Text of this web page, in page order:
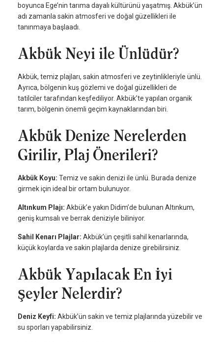
boyunca Ege’nin tarıma dayalı kültürünü yaşatmış. Akbük’ün
adı zamanla sakin atmosferi ve doğal güzellikleri ile
tanınmaya başlaadı.
Akbük Neyi ile Ünlüdür?
Akbük, temiz plajları, sakin atmosferi ve zeytinlikleriyle ünlü.
Ayrıca, bölgenin kuş gözlemi ve doğal güzellikleri de
tatilciler tarafından keşfediliyor. Akbük’te yapılan organik
tarım, bölgenin önemli geçim kaynaklarından biri.
Akbük Denize Nerelerden
Girilir, Plaj Önerileri?
Akbük Koyu: Temiz ve sakin denizi ile ünlü. Burada denize
girmek için ideal bir ortam bulunuyor.
Altınkum Plajı: Akbük’e yakın Didim’de bulunan Altınkum,
geniş kumsalı ve berrak deniziyle biliniyor.
Sahil Kenarı Plajlar: Akbük’ün çeşitli sahil kenarlarında,
küçük koylarda ve sakin plajlarda denize girebilirsiniz.
Akbük Yapılacak En İyi
Şeyler Nelerdir?
Deniz Keyfi: Akbük’ün sakin ve temiz plajlarında yüzebilir ve
su sporları yapabilirsiniz.